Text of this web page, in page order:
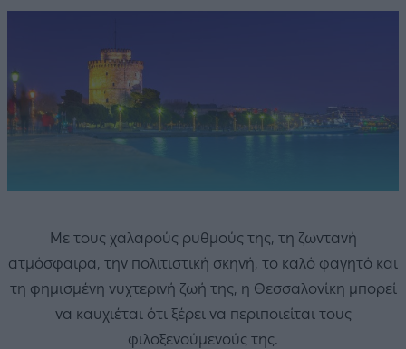
Με τους χαλαρούς ρυθμούς της, τη ζωντανή
ατμόσφαιρα, την πολιτιστική σκηνή, το καλό φαγητό και
τη φημισμένη νυχτερινή ζωή της, η Θεσσαλονίκη μπορεί
να καυχιέται ότι ξέρει να περιποιείται τους
φιλοξενούμενούς της.